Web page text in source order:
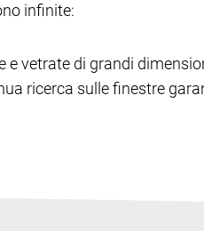
infinite:
e vetrate di grandi
ricerca sulle finestre